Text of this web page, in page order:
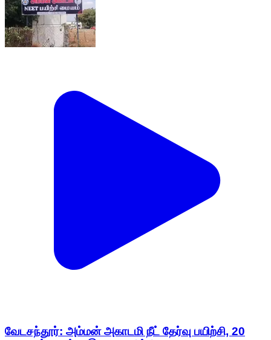
வேடசந்தூர்: அம்மன் அகாடமி நீட் தேர்வு பயிற்சி, 20